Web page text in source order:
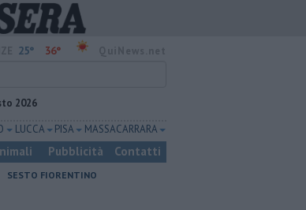
25° 36°
2026
LUCCA PISA MASSA CARRARA
Pubblicità Contatti
SESTO FIORENTINO